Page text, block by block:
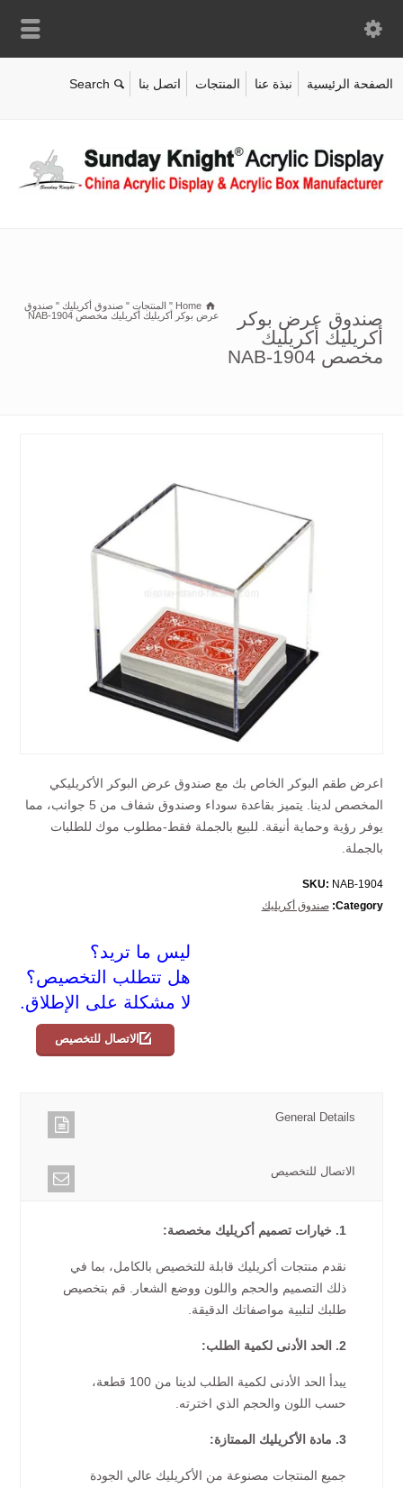
الصفحة الرئيسية نبذة عنا المنتجات اتصل بنا
صندوق عرض بوكر
أكريليك أكريليك
مخصص NAB-1904
Home
" المنتجات " صندوق أكريليك " صندوق
عرض بوكر أكريليك أكريليك مخصص NAB-1904
اعرض طقم البوكر الخاص بك مع صندوق عرض البوكر الأكريليكي
المخصص لدينا. يتميز بقاعدة سوداء وصندوق شفاف من 5 جوانب، مما
يوفر رؤية وحماية أنيقة. للبيع بالجملة فقط-مطلوب موك للطلبات
بالجملة.
SKU: NAB-1904
Category: صندوق أكريليك
ليس ما تريد؟
هل تتطلب التخصيص؟
لا مشكلة على الإطلاق.
الاتصال للتخصيص
General Details
الاتصال للتخصيص
1. خيارات تصميم أكريليك مخصصة:
نقدم منتجات أكريليك قابلة للتخصيص بالكامل، بما في
ذلك التصميم والحجم واللون ووضع الشعار. قم بتخصيص
طلبك لتلبية مواصفاتك الدقيقة.
2. الحد الأدنى لكمية الطلب:
يبدأ الحد الأدنى لكمية الطلب لدينا من 100 قطعة،
حسب اللون والحجم الذي اخترته.
3. مادة الأكريليك الممتازة:
جميع المنتجات مصنوعة من الأكريليك عالي الجودة